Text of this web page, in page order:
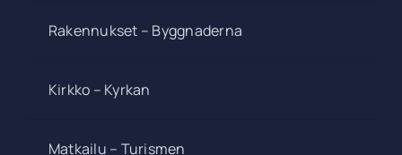
Rakennukset – Byggnaderna
Kirkko – Kyrkan
Matkailu – Turismen